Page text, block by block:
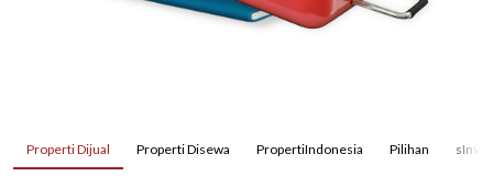
Properti Dijual Properti Disewa PropertiIndonesia Pilihan